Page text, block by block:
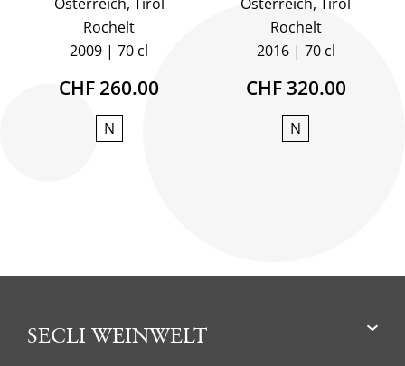
Rochelt
2009
70 cl
CHF 260.00
N
Rochelt
2016
70 cl
CHF 320.00
N
SECLI WEINWELT